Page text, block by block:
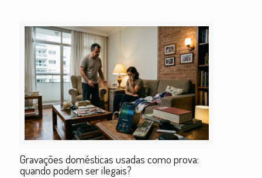
Gravações domésticas usadas como prova:
quando podem ser ilegais?